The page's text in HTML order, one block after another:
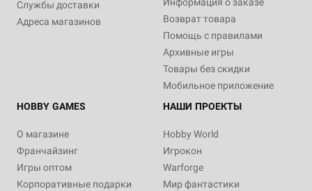
Службы доставки
Адреса магазинов
Информация о заказе
Возврат товара
Помощь с правилами
Архивные игры
Товары без скидки
Мобильное приложение
HOBBY GAMES
О магазине
Франчайзинг
Игры оптом
Корпоративные подарки
НАШИ ПРОЕКТЫ
Hobby World
Игрокон
Warforge
Мир фантастики